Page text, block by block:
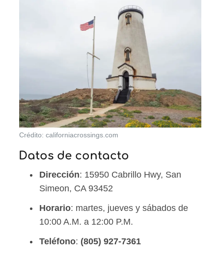
Crédito: californiacrossings.com
Datos de contacto
Dirección: 15950 Cabrillo Hwy, San
Simeon, CA 93452
Horario: martes, jueves y sábados de
10:00 A.M. a 12:00 P.M.
Teléfono: (805) 927-7361